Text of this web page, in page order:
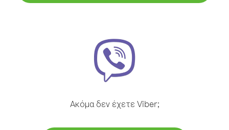
Ακόμα δεν έχετε Viber;